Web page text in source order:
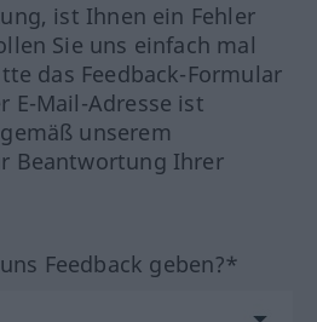
ist Ihnen ein Fehler
Sie uns einfach mal
das Feedback-Formular
E-Mail-Adresse ist
unserem
Beantwortung Ihrer
Feedback geben?*